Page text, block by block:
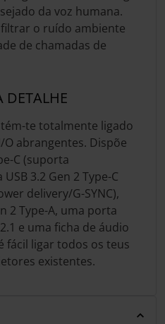
da voz humana.
o ruído ambiente
de chamadas de
DETALHE
te totalmente ligado
abrangentes. Dispõe
C (suporta
3.2 Gen 2 Type-C
delivery/G-SYNC),
2 Type-A, uma porta
e uma ficha de áudio
ligar todos os teus
existentes.